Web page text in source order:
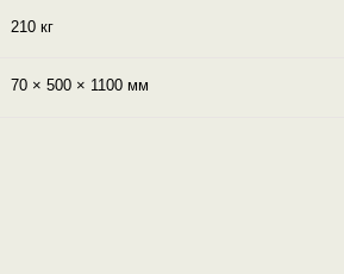
210 кг
70 × 500 × 1100 мм